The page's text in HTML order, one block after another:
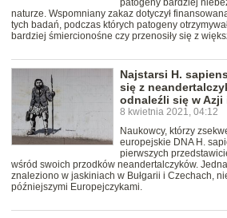
patogeny bardziej
naturze. Wspomniany zakaz dotyczył
tych badań, podczas których patogeny
bardziej śmiercionośne czy przenosiły się z
Najstarsi H.
się z
odnaleźli się w Azji
8 kwietnia 2021, 04:12
Naukowcy, którzy
europejskie DNA H.
pierwszych
wśród swoich przodków neandertalczyków.
znaleziono w jaskiniach w Bułgarii i Czechach,
późniejszymi Europejczykami.